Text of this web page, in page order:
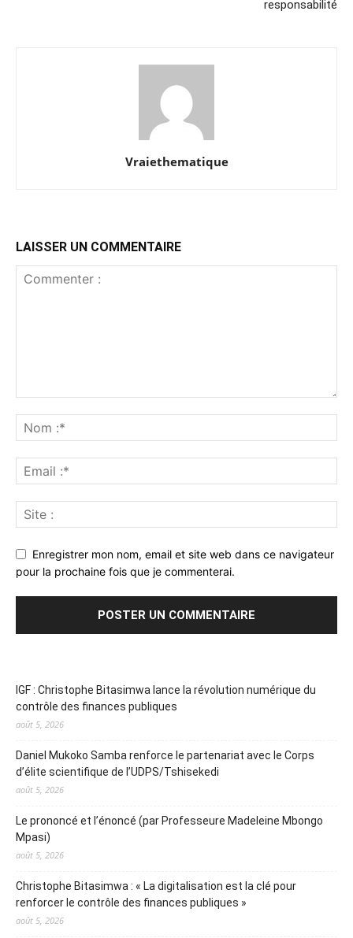
responsabilité
Vraiethematique
LAISSER UN COMMENTAIRE
Enregistrer mon nom, email et site web dans ce navigateur
pour la prochaine fois que je commenterai.
IGF : Christophe Bitasimwa lance la révolution numérique du
contrôle des finances publiques
août 5, 2026
Daniel Mukoko Samba renforce le partenariat avec le Corps
d’élite scientifique de l’UDPS/Tshisekedi
août 5, 2026
Le prononcé et l’énoncé (par Professeure Madeleine Mbongo
Mpasi)
août 5, 2026
Christophe Bitasimwa : « La digitalisation est la clé pour
renforcer le contrôle des finances publiques »
août 5, 2026